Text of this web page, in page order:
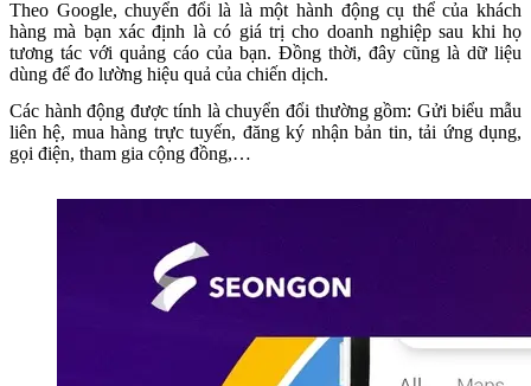
Theo Google, chuyển đổi là là một hành động cụ thể của khách
hàng mà bạn xác định là có giá trị cho doanh nghiệp sau khi họ
tương tác với quảng cáo của bạn. Đồng thời, đây cũng là dữ liệu
dùng để đo lường hiệu quả của chiến dịch.
Các hành động được tính là chuyển đổi thường gồm: Gửi biểu mẫu
liên hệ, mua hàng trực tuyến, đăng ký nhận bản tin, tải ứng dụng,
gọi điện, tham gia cộng đồng,…